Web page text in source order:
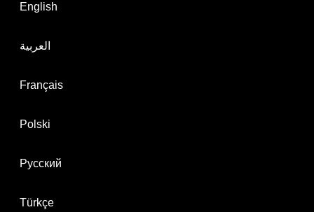
English
العربية
Français
Polski
Русский
Türkçe